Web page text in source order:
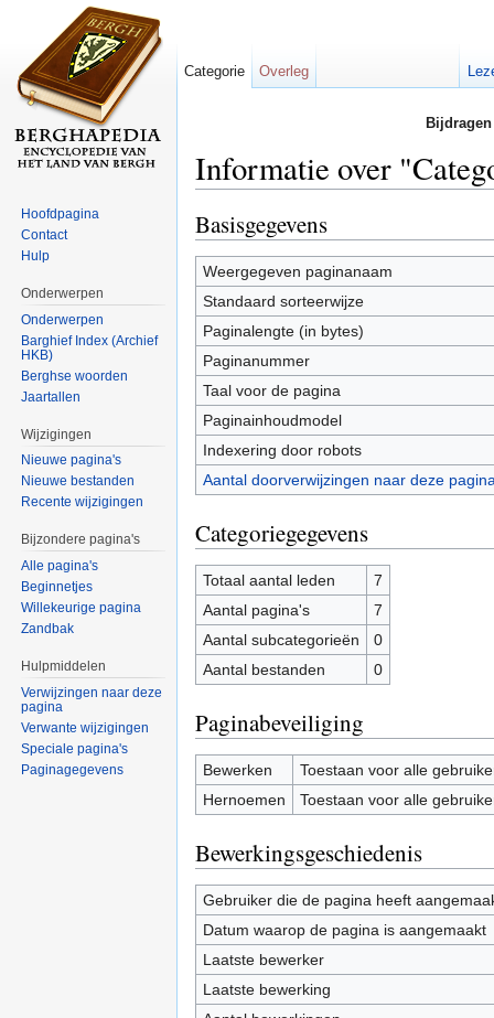
Informatie over
Basisgegevens
Weergegeven paginanaam
Standaard sorteerwijze
Paginalengte (in bytes)
Paginanummer
Taal voor de pagina
Paginainhoudmodel
Indexering door robots
Aantal doorverwijzingen naar deze
Categoriegegevens
Totaal aantal leden
7
Aantal pagina's
7
Aantal subcategorieën
0
Aantal bestanden
0
Paginabeveiliging
Bewerken
Toestaan voor alle
Hernoemen
Toestaan voor alle
Bewerkingsgeschiedenis
Gebruiker die de pagina heeft
Datum waarop de pagina is aangemaakt
Laatste bewerker
Laatste bewerking
Categorie Overleg
Hoofdpagina
Contact
Hulp
Onderwerpen
Onderwerpen
Barghief Index (Archief
HKB)
Berghse woorden
Jaartallen
Wijzigingen
Nieuwe pagina's
Nieuwe bestanden
Recente wijzigingen
Bijzondere pagina's
Alle pagina's
Beginnetjes
Willekeurige pagina
Zandbak
Hulpmiddelen
Verwijzingen naar deze
pagina
Verwante wijzigingen
Speciale pagina's
Paginagegevens